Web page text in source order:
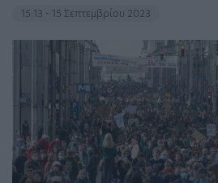
15:13 - 15 Σεπτεμβρίου 2023